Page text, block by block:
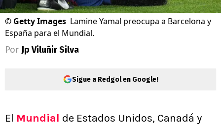
© Getty Images Lamine Yamal preocupa a Barcelona y
España para el Mundial.
Por Jp Viluñir Silva
Sigue a Redgol en Google!
El Mundial de Estados Unidos, Canadá y